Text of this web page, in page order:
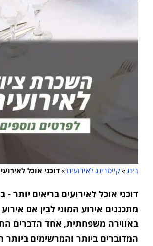
בית » קייטרינג לאירועים » דוכני אוכל
דוכני אוכל לאירועים בריאים יותר -
מתכננים אירוע המוני לבין אם
באווירה משפחתית, אחד הדברים
המדוברים ביותר והמרשימים ביותר